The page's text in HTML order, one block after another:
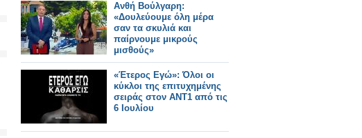
Ανθή Βούλγαρη:
«Δουλεύουμε όλη μέρα
σαν τα σκυλιά και
παίρνουμε μικρούς
μισθούς»
«Έτερος Εγώ»: Όλοι οι
κύκλοι της επιτυχημένης
σειράς στον ΑΝΤ1 από τις
6 Ιουλίου